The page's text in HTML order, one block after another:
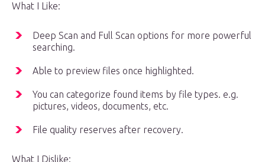
What I Like:
Deep Scan and Full Scan options for more powerful
searching.
Able to preview files once highlighted.
You can categorize found items by file types. e.g.
pictures, videos, documents, etc.
File quality reserves after recovery.
What I Dislike: